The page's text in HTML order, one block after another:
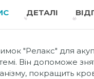
ДЕТАЛІ
"Релакс" для
Він допоможе
покращить